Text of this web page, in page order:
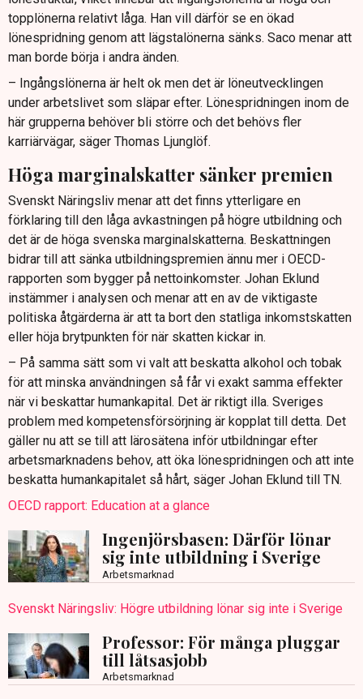
topplönerna relativt låga. Han vill därför se en ökad
lönespridning genom att lägstalönerna sänks. Saco menar att
man borde börja i andra änden.
– Ingångslönerna är helt ok men det är löneutvecklingen
under arbetslivet som släpar efter. Lönespridningen inom de
här grupperna behöver bli större och det behövs fler
karriärvägar, säger Thomas Ljunglöf.
Höga marginalskatter sänker premien
Svenskt Näringsliv menar att det finns ytterligare en
förklaring till den låga avkastningen på högre utbildning och
det är de höga svenska marginalskatterna. Beskattningen
bidrar till att sänka utbildningspremien ännu mer i OECD-
rapporten som bygger på nettoinkomster. Johan Eklund
instämmer i analysen och menar att en av de viktigaste
politiska åtgärderna är att ta bort den statliga inkomstskatten
eller höja brytpunkten för när skatten kickar in.
– På samma sätt som vi valt att beskatta alkohol och tobak
för att minska användningen så får vi exakt samma effekter
när vi beskattar humankapital. Det är riktigt illa. Sveriges
problem med kompetensförsörjning är kopplat till detta. Det
gäller nu att se till att lärosätena inför utbildningar efter
arbetsmarknadens behov, att öka lönespridningen och att inte
beskatta humankapitalet så hårt, säger Johan Eklund till TN.
OECD rapport: Education at a glance
Ingenjörsbasen: Därför lönar
sig inte utbildning i Sverige
Arbetsmarknad
Svenskt Näringsliv: Högre utbildning lönar sig inte i Sverige
Professor: För många pluggar
till låtsasjobb
Arbetsmarknad